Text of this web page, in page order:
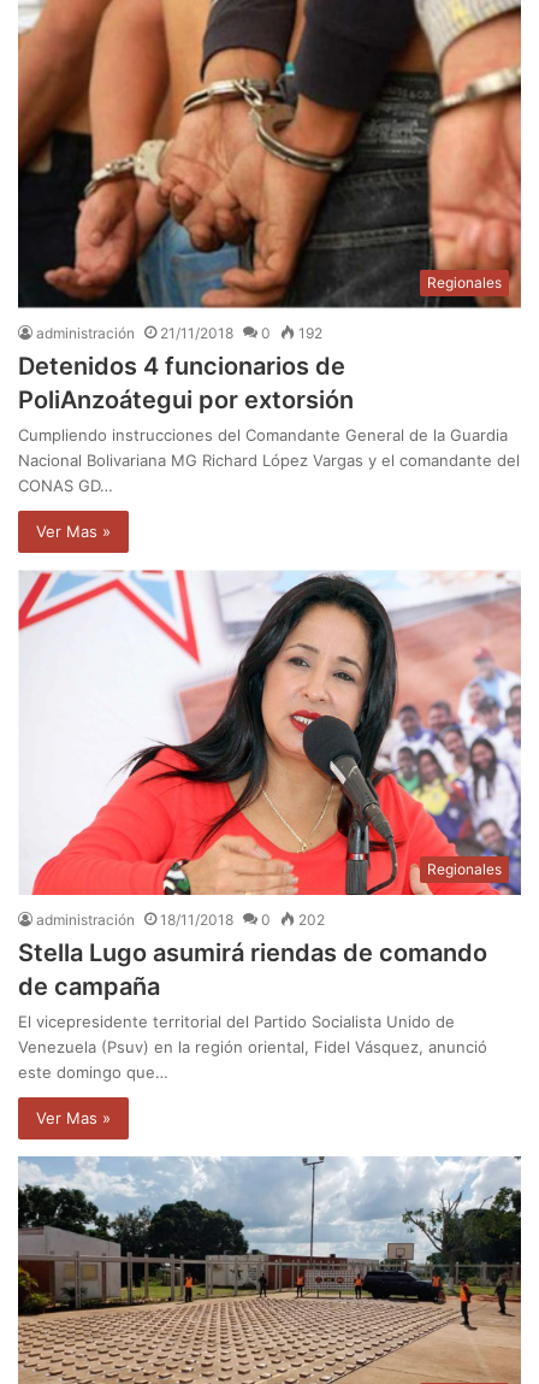
Regionales
administración 21/11/2018 0 192
Detenidos 4 funcionarios de
PoliAnzoátegui por extorsión
Cumpliendo instrucciones del Comandante General de la Guardia
Nacional Bolivariana MG Richard López Vargas y el comandante del
CONAS GD…
Ver Mas »
Regionales
administración 18/11/2018 0 202
Stella Lugo asumirá riendas de comando
de campaña
El vicepresidente territorial del Partido Socialista Unido de
Venezuela (Psuv) en la región oriental, Fidel Vásquez, anunció
este domingo que…
Ver Mas »